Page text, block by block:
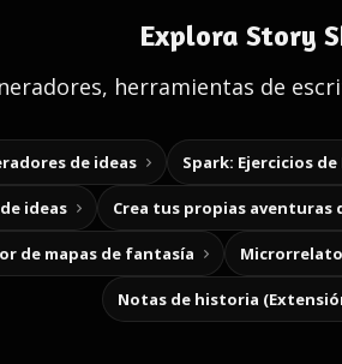
Explora Story
herramientas de
de ideas Spark: Ejercicios
ideas
de mapas de fantasía Microrrelato